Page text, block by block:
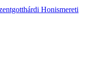
Honismereti